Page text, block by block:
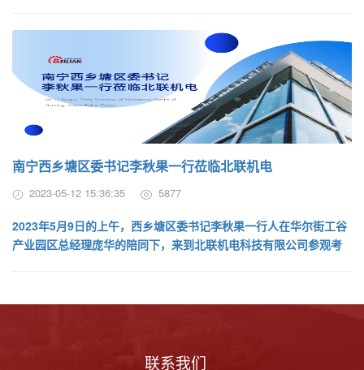
南宁西乡塘区委书记李秋果一行莅临北联机电
2023-05-12 15:36:35 5877
2023年5月9日的上午，西乡塘区委书记李秋果一行人在华尔街工谷
产业园区总经理庞华的陪同下，来到北联机电科技有限公司参观考
联系我们